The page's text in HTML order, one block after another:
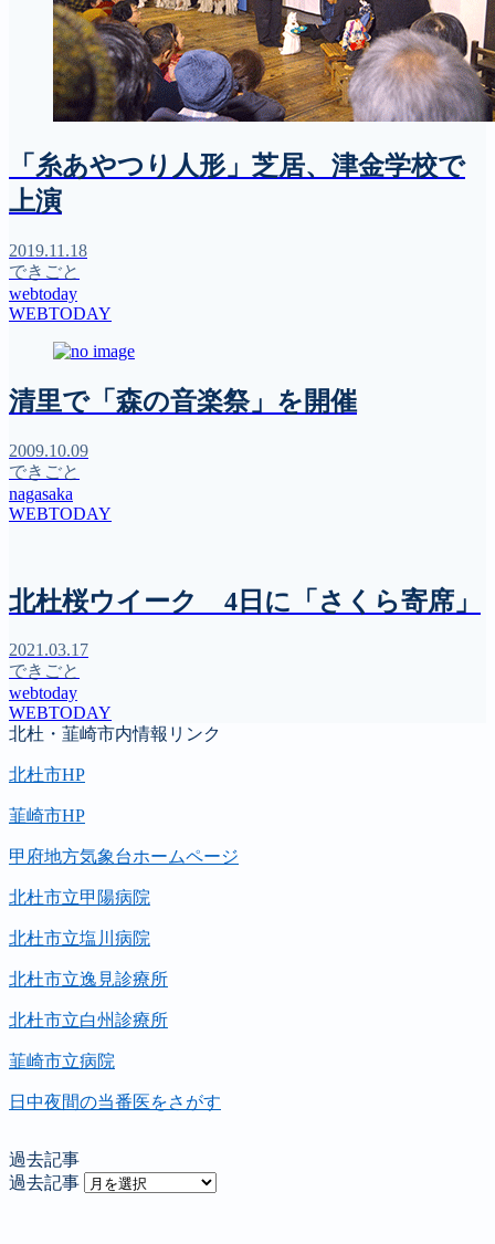
「糸あやつり人形」芝居、津金学校で
上演
2019.11.18
できごと
webtoday
WEBTODAY
清里で「森の音楽祭」を開催
2009.10.09
できごと
nagasaka
WEBTODAY
北杜桜ウイーク 4日に「さくら寄席」
2021.03.17
できごと
webtoday
WEBTODAY
北杜・韮崎市内情報リンク
北杜市HP
韮崎市HP
甲府地方気象台ホームページ
北杜市立甲陽病院
北杜市立塩川病院
北杜市立逸見診療所
北杜市立白州診療所
韮崎市立病院
日中夜間の当番医をさがす
過去記事
過去記事